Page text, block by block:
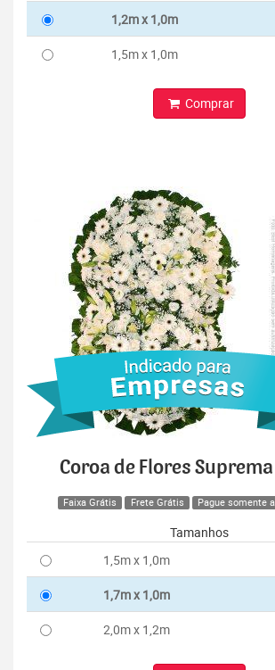
1,2m x 1,0m
1,5m x 1,0m
Comprar
Coroa de Flores
Faixa Grátis Frete Grátis Pague somente
Tamanhos
1,5m x 1,0m
1,7m x 1,0m
2,0m x 1,2m